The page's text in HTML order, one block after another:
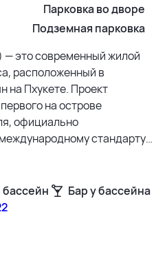
Парковка во дворе
Подземная парковка
— это современный жилой
расположенный в
на Пхукете. Проект
на острове
официально
стандарту
for Greater Efficiencies).
Лаян (всего 700 метров),
района включает
Бар у бассейна